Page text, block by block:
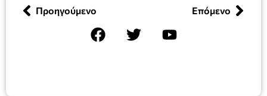
Προηγούμενο Επόμενο